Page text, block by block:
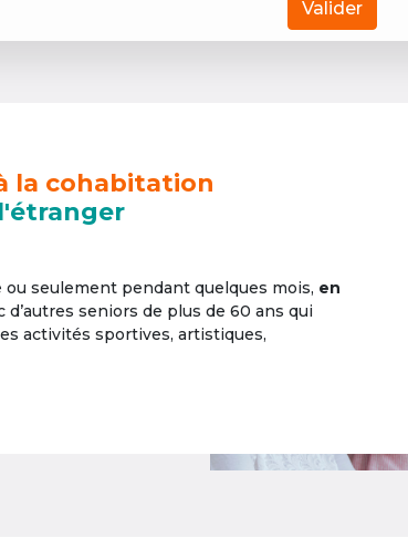
Valider
la cohabitation
ou seulement pendant quelques mois, en
d’autres seniors de plus de 60 ans qui
activités sportives, artistiques,